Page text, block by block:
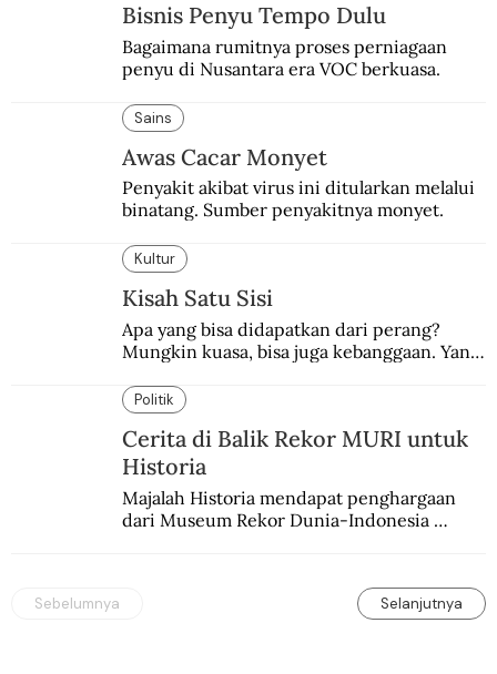
Bisnis Penyu Tempo Dulu
Bagaimana rumitnya proses perniagaan
penyu di Nusantara era VOC berkuasa.
Sains
Awas Cacar Monyet
Penyakit akibat virus ini ditularkan melalui
binatang. Sumber penyakitnya monyet.
Kultur
Kisah Satu Sisi
Apa yang bisa didapatkan dari perang?
Mungkin kuasa, bisa juga kebanggaan. Yang
Politik
Cerita di Balik Rekor MURI untuk
Historia
Majalah Historia mendapat penghargaan
dari Museum Rekor Dunia-Indonesia
Sebelumnya Selanjutnya